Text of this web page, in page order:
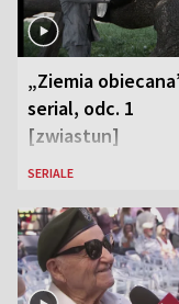
„Ziemia
serial, odc. 1
[zwiastun]
SERIALE